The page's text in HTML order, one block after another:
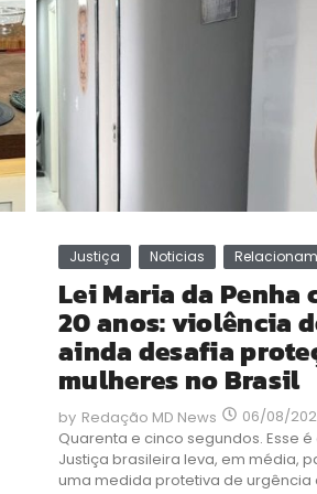
Justiça Noticias
Lei Maria da Penha
20 anos: violência
ainda desafia
mulheres no Brasil
by Redação MD News 06/08/
Quarenta e cinco segundos. Esse
Justiça brasileira leva, em média,
uma medida protetiva de urgência